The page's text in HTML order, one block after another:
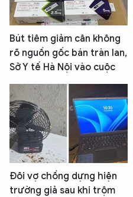
Bút tiêm giảm cân không
rõ nguồn gốc bán tràn lan,
Sở Y tế Hà Nội vào cuộc
Đôi vợ chồng dựng hiện
trường giả sau khi trộm